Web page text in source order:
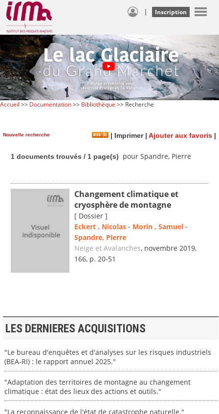
| Inscription
Accueil >> Documentation>> Bibliothèque >> Recherche
Nouvelle recherche | Imprimer| Ajouter aux favoris |
1 documents trouvés / 1 page(s) pour Spandre, Pierre
Changement climatique et
cryosphère de montagne
[ Dossier ]
Eckert , Nicolas - Morin , Samuel -
Spandre, Pierre
Neige et Avalanches, novembre 2019,
166, p. 20-51
LES DERNIERES ACQUISITIONS
"Le bureau d'enquêtes et d'analyses sur les risques industriels
(BEA-RI) : le rapport annuel 2025."
"Adaptation des territoires de montagne au changement
climatique : état des lieux des actions et outils."
"La reconnaissance de l'état de catastrophe naturelle."